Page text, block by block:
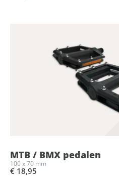
MTB / BMX pedalen
100 x 70 mm
€ 18,95